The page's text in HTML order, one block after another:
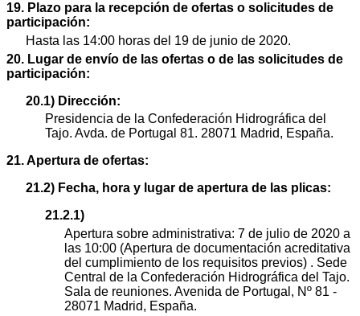
19. Plazo para la recepción de ofertas o solicitudes de
participación:
Hasta las 14:00 horas del 19 de junio de 2020.
20. Lugar de envío de las ofertas o de las solicitudes de
participación:
20.1) Dirección:
Presidencia de la Confederación Hidrográfica del
Tajo. Avda. de Portugal 81. 28071 Madrid, España.
21. Apertura de ofertas:
21.2) Fecha, hora y lugar de apertura de las plicas:
21.2.1)
Apertura sobre administrativa: 7 de julio de 2020 a
las 10:00 (Apertura de documentación acreditativa
del cumplimiento de los requisitos previos) . Sede
Central de la Confederación Hidrográfica del Tajo.
Sala de reuniones. Avenida de Portugal, Nº 81 -
28071 Madrid, España.